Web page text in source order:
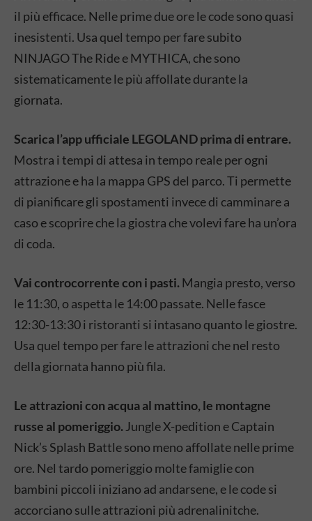
il più efficace. Nelle prime due ore le code sono quasi
inesistenti. Usa quel tempo per fare subito
NINJAGO The Ride e MYTHICA, che sono
sistematicamente le più affollate durante la
giornata.
Scarica l’app ufficiale LEGOLAND prima di entrare.
Mostra i tempi di attesa in tempo reale per ogni
attrazione e ha la mappa GPS del parco. Ti permette
di pianificare gli spostamenti invece di camminare a
caso e scoprire che la giostra che volevi fare ha un’ora
di coda.
Vai controcorrente con i pasti.Mangia presto, verso
le 11:30, o aspetta le 14:00 passate. Nelle fasce
12:30-13:30 i ristoranti si intasano quanto le giostre.
Usa quel tempo per fare le attrazioni che nel resto
della giornata hanno più fila.
Le attrazioni con acqua al mattino, le montagne
russe al pomeriggio. Jungle X-pedition e Captain
Nick’s Splash Battle sono meno affollate nelle prime
ore. Nel tardo pomeriggio molte famiglie con
bambini piccoli iniziano ad andarsene, e le code si
accorciano sulle attrazioni più adrenalinitche.